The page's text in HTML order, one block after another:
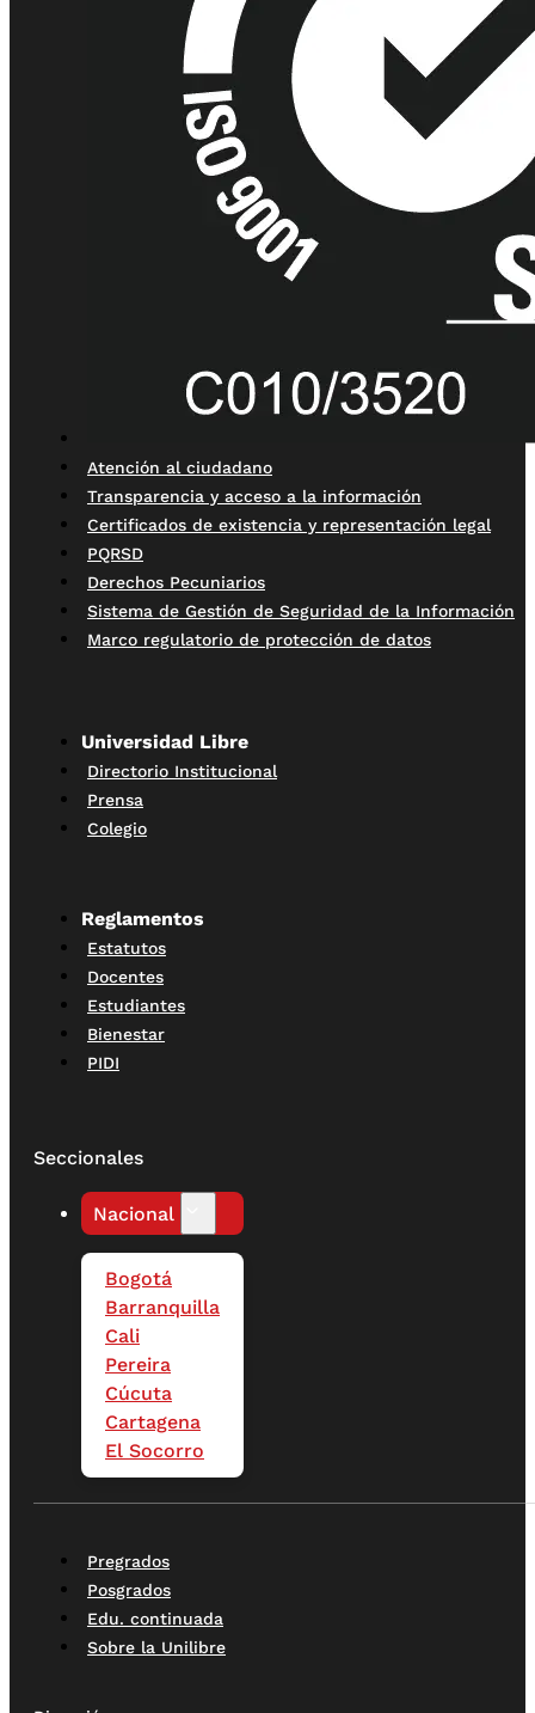
Atención al ciudadano
Transparencia y acceso a la información
Certificados de existencia y representación legal
PQRSD
Derechos Pecuniarios
Sistema de Gestión de Seguridad de la Información
Marco regulatorio de protección de datos
Universidad Libre
Directorio Institucional
Prensa
Colegio
Reglamentos
Estatutos
Docentes
Estudiantes
Bienestar
PIDI
Seccionales
Nacional
Bogotá
Barranquilla
Cali
Pereira
Cúcuta
Cartagena
El Socorro
Pregrados
Posgrados
Edu. continuada
Sobre la Unilibre